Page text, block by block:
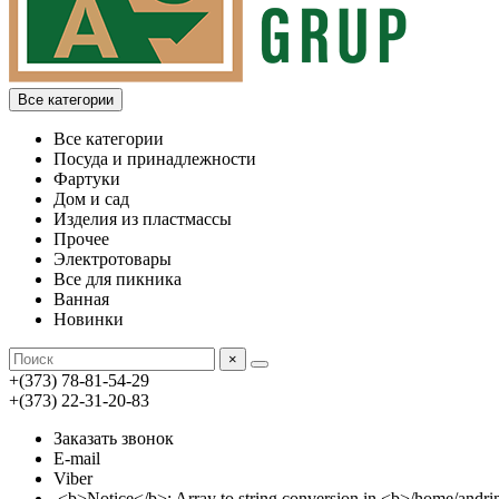
Все категории
Все категории
Посуда и принадлежности
Фартуки
Дом и сад
Изделия из пластмассы
Прочее
Электротовары
Все для пикника
Ванная
Новинки
×
+(373) 78-81-54-29
+(373) 22-31-20-83
Заказать звонок
E-mail
Viber